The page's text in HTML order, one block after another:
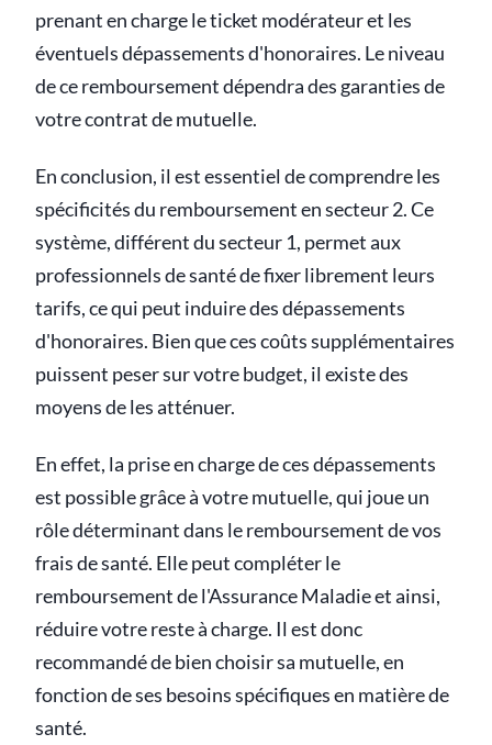
prenant en charge le ticket modérateur et les
éventuels dépassements d'honoraires. Le niveau
de ce remboursement dépendra des garanties de
votre contrat de mutuelle.
En conclusion, il est essentiel de comprendre les
spécificités du remboursement en secteur 2. Ce
système, différent du secteur 1, permet aux
professionnels de santé de fixer librement leurs
tarifs, ce qui peut induire des dépassements
d'honoraires. Bien que ces coûts supplémentaires
puissent peser sur votre budget, il existe des
moyens de les atténuer.
En effet, la prise en charge de ces dépassements
est possible grâce à votre mutuelle, qui joue un
rôle déterminant dans le remboursement de vos
frais de santé. Elle peut compléter le
remboursement de l'Assurance Maladie et ainsi,
réduire votre reste à charge. Il est donc
recommandé de bien choisir sa mutuelle, en
fonction de ses besoins spécifiques en matière de
santé.